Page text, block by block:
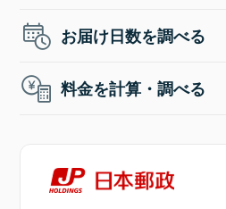
お届け日数を調べる
料金を計算・調べる